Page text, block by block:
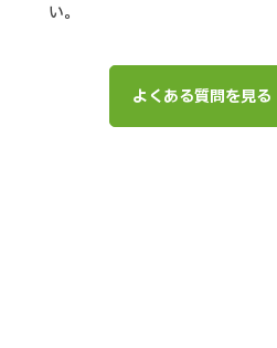
い。
よくある質問を見る